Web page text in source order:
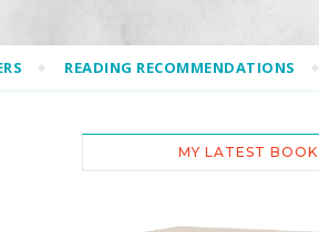
READING RECOMMENDATIONS
MY LATEST BOOK